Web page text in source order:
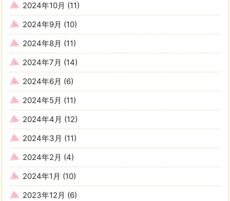
2024年10月 (11)
2024年9月 (10)
2024年8月 (11)
2024年7月 (14)
2024年6月 (6)
2024年5月 (11)
2024年4月 (12)
2024年3月 (11)
2024年2月 (4)
2024年1月 (10)
2023年12月 (6)